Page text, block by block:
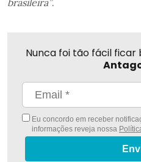
brasileira”.
Nunca foi tão fácil
Eu concordo em receber
informações reveja nossa